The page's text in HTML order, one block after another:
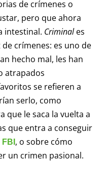
de crímenes o
pero que ahora
intestinal. Criminales
crímenes: es uno de
hecho mal, les han
atrapados
se refieren a
serlo, como
que le saca la vuelta a
que entra a conseguir
, o sobre cómo
un crimen pasional.